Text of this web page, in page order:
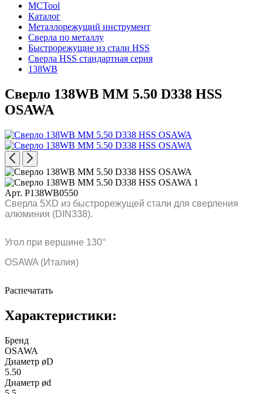
MCTool
Каталог
Металлорежущий инструмент
Сверла по металлу
Быстрорежущие из стали HSS
Сверла HSS стандартная серия
138WB
Сверло 138WB MM 5.50 D338 HSS
OSAWA
Арт. P138WB0550
Сверла 5XD из быстрорежущей стали для сверления
алюминия (DIN338).
Угол при вершине 130°
OSAWA (Италия)
Распечатать
Характеристики:
Бренд
OSAWA
Диаметр øD
5.50
Диаметр ød